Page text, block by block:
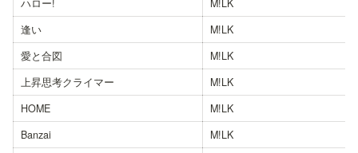
ハロー!
M!LK
逢い
M!LK
愛と合図
M!LK
上昇思考クライマー
M!LK
HOME
M!LK
Banzai
M!LK